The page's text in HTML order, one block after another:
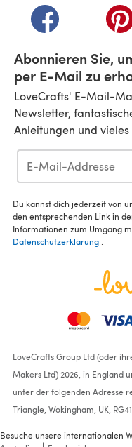
(öffnet sich in
Abonnieren Sie,
per E-Mail zu
LoveCrafts' E-Mail-
Newsletter,
Anleitungen und vieles
Du kannst dich jederzeit von
den entsprechenden Link in
Informationen zum Umgang
Datenschutzerklärung
LoveCrafts Group Ltd (oder
Makers Ltd) 2026, in England
unter der folgenden Adresse
Triangle, Wokingham, UK, RG41
Besuche unsere internationalen